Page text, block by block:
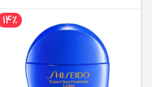
14٪